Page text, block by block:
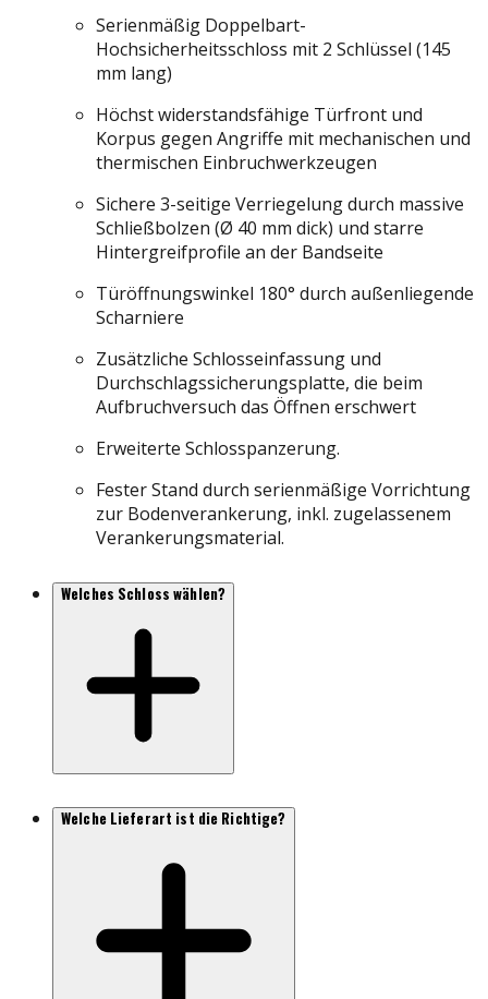
Serienmäßig Doppelbart-
Hochsicherheitsschloss mit 2 Schlüssel (145
mm lang)
Höchst widerstandsfähige Türfront und
Korpus gegen Angriffe mit mechanischen und
thermischen Einbruchwerkzeugen
Sichere 3-seitige Verriegelung durch massive
Schließbolzen (Ø 40 mm dick) und starre
Hintergreifprofile an der Bandseite
Türöffnungswinkel 180° durch außenliegende
Scharniere
Zusätzliche Schlosseinfassung und
Durchschlagssicherungsplatte, die beim
Aufbruchversuch das Öffnen erschwert
Erweiterte Schlosspanzerung.
Fester Stand durch serienmäßige Vorrichtung
zur Bodenverankerung, inkl. zugelassenem
Verankerungsmaterial.
Welches Schloss wählen?
Welche Lieferart ist die Richtige?